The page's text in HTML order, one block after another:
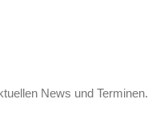
News und Terminen.